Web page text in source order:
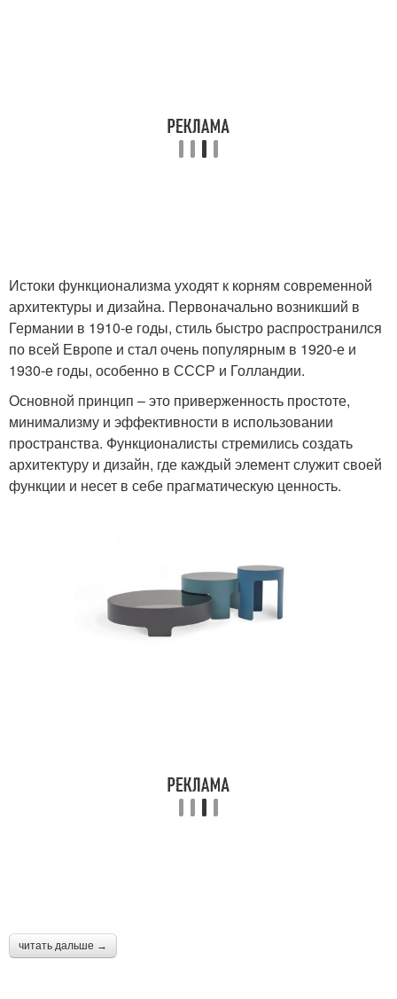
Истоки функционализма уходят к корням современной
архитектуры и дизайна. Первоначально возникший в
Германии в 1910-е годы, стиль быстро распространился
по всей Европе и стал очень популярным в 1920-е и
1930-е годы, особенно в СССР и Голландии.
Основной принцип – это приверженность простоте,
минимализму и эффективности в использовании
пространства. Функционалисты стремились создать
архитектуру и дизайн, где каждый элемент служит своей
функции и несет в себе прагматическую ценность.
читать дальше →